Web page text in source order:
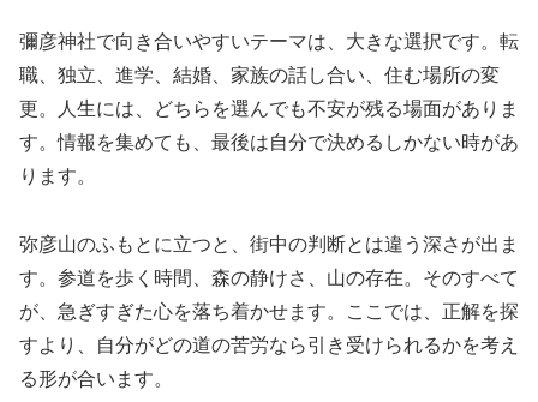
彌彦神社で向き合いやすいテーマは、大きな選択です。転
職、独立、進学、結婚、家族の話し合い、住む場所の変
更。人生には、どちらを選んでも不安が残る場面がありま
す。情報を集めても、最後は自分で決めるしかない時があ
ります。
弥彦山のふもとに立つと、街中の判断とは違う深さが出ま
す。参道を歩く時間、森の静けさ、山の存在。そのすべて
が、急ぎすぎた心を落ち着かせます。ここでは、正解を探
すより、自分がどの道の苦労なら引き受けられるかを考え
る形が合います。